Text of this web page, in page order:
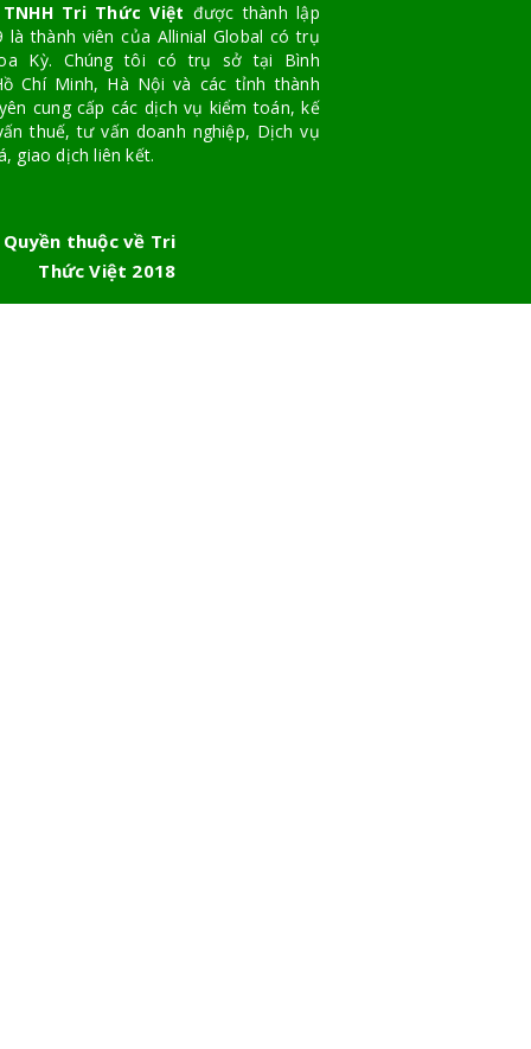
Tri Thức Việt được thành lập
là thành viên của Allinial Global có trụ
Kỳ. Chúng tôi có trụ sở tại Bình
Chí Minh, Hà Nội và các tỉnh thành
cung cấp các dịch vụ kiểm toán, kế
thuế, tư vấn doanh nghiệp, Dịch vụ
giao dịch liên kết.
Quyền thuộc về Tri
Thức Việt 2018